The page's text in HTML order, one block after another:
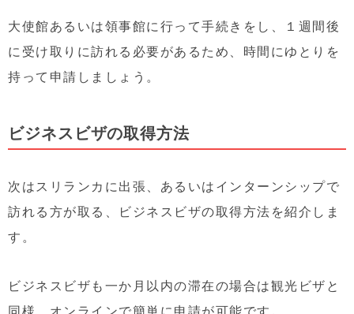
大使館あるいは領事館に行って手続きをし、１週間後
に受け取りに訪れる必要があるため、時間にゆとりを
持って申請しましょう。
ビジネスビザの取得方法
次はスリランカに出張、あるいはインターンシップで
訪れる方が取る、ビジネスビザの取得方法を紹介しま
す。
ビジネスビザも一か月以内の滞在の場合は観光ビザと
同様、オンラインで簡単に申請が可能です。